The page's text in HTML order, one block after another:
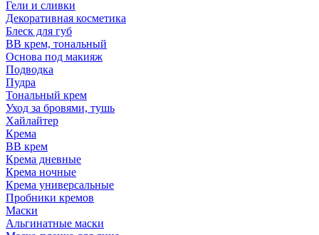
Гели и сливки
Декоративная косметика
Блеск для губ
ВВ крем, тональный
Основа под макияж
Подводка
Пудра
Тональный крем
Уход за бровями, тушь
Хайлайтер
Крема
ВВ крем
Крема дневные
Крема ночные
Крема универсальные
Пробники кремов
Маски
Альгинатные маски